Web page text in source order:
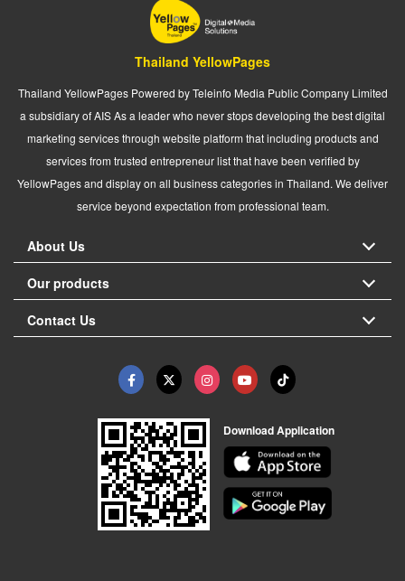
Thailand YellowPages
Thailand YellowPages Powered by Teleinfo Media Public Company Limited
a subsidiary of AIS As a leader who never stops developing the best digital
marketing services through website platform that including products and
services from trusted entrepreneur list that have been verified by
YellowPages and display on all business categories in Thailand. We deliver
service beyond expectation from professional team.
About Us
Our products
Contact Us
Download Application